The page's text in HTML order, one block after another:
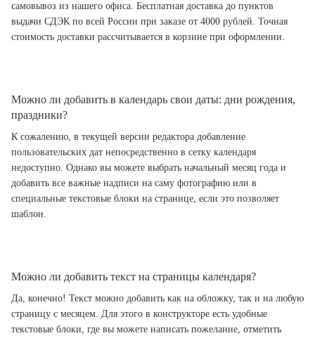
самовывоз из нашего офиса. Бесплатная доставка до пунктов
выдачи СДЭК по всей России при заказе от 4000 рублей. Точная
стоимость доставки рассчитывается в корзине при оформлении.
Можно ли добавить в календарь свои даты: дни рождения,
праздники?
К сожалению, в текущей версии редактора добавление
пользовательских дат непосредственно в сетку календаря
недоступно. Однако вы можете выбрать начальный месяц года и
добавить все важные надписи на саму фотографию или в
специальные текстовые блоки на странице, если это позволяет
шаблон.
Можно ли добавить текст на страницы календаря?
Да, конечно! Текст можно добавить как на обложку, так и на любую
страницу с месяцем. Для этого в конструкторе есть удобные
текстовые блоки, где вы можете написать пожелание, отметить